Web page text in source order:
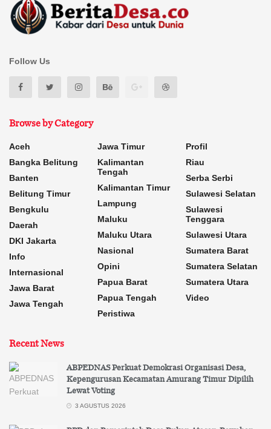
Follow Us
Browse by Category
Aceh
Bangka Belitung
Banten
Belitung Timur
Bengkulu
Daerah
DKI Jakarta
Info
Internasional
Jawa Barat
Jawa Tengah
Jawa Timur
Kalimantan
Tengah
Kalimantan Timur
Lampung
Maluku
Maluku Utara
Nasional
Opini
Papua Barat
Papua Tengah
Peristiwa
Profil
Riau
Serba Serbi
Sulawesi Selatan
Sulawesi
Tenggara
Sulawesi Utara
Sumatera Barat
Sumatera Selatan
Sumatera Utara
Video
Recent News
ABPEDNAS Perkuat Demokrasi Organisasi Desa,
Kepengurusan Kecamatan Amurang Timur Dipilih
Lewat Voting
3 AGUSTUS 2026